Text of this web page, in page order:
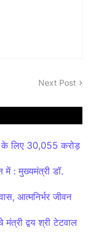
Next Post
लिए 30,055 करोड़
में : मुख्यमंत्री डॉ.
आत्मनिर्भर जीवन
द्वय श्री टेटवाल